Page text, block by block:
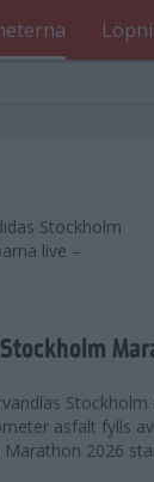
Stockholm
live –
asfalt fylls
2026